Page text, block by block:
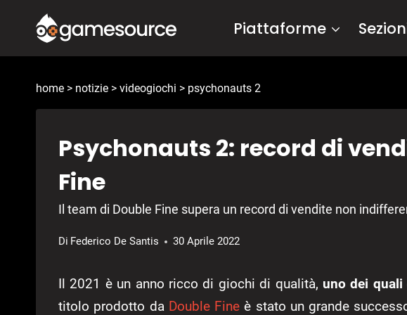
contenuto
Piattaforme
home > notizie > videogiochi > psychonauts 2
Psychonauts 2: record di
Fine
Il team di Double Fine supera un record di vendite non
Di Federico De Santis 30 Aprile 2022
Il 2021 è un anno ricco di giochi di qualità, uno dei quali
titolo prodotto da Double Fine è stato un grande